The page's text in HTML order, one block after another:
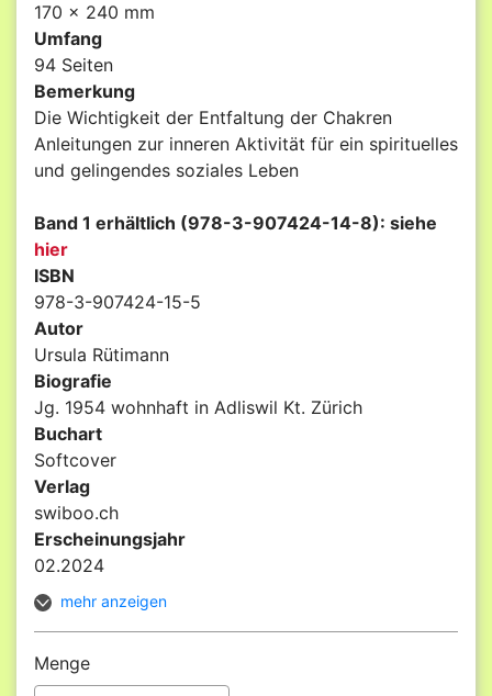
170 x 240 mm
Umfang
94 Seiten
Bemerkung
Die Wichtigkeit der Entfaltung der Chakren
Anleitungen zur inneren Aktivität für ein spirituelles
und gelingendes soziales Leben
Band 1 erhältlich (978-3-907424-14-8): siehe
hier
ISBN
978-3-907424-15-5
Autor
Ursula Rütimann
Biografie
Jg. 1954 wohnhaft in Adliswil Kt. Zürich
Buchart
Softcover
Verlag
swiboo.ch
Erscheinungsjahr
02.2024
mehr anzeigen
Menge